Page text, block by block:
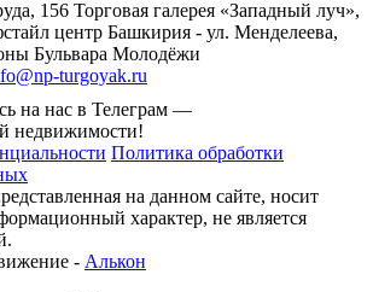
156 Торговая галерея «Западный луч»,
центр Башкирия - ул. Менделеева,
Бульвара Молодёжи
turgoyak.ru
на нас в Телеграм —
недвижимости!
Политика обработки
на данном сайте, носит
характер, не является
- Алькон